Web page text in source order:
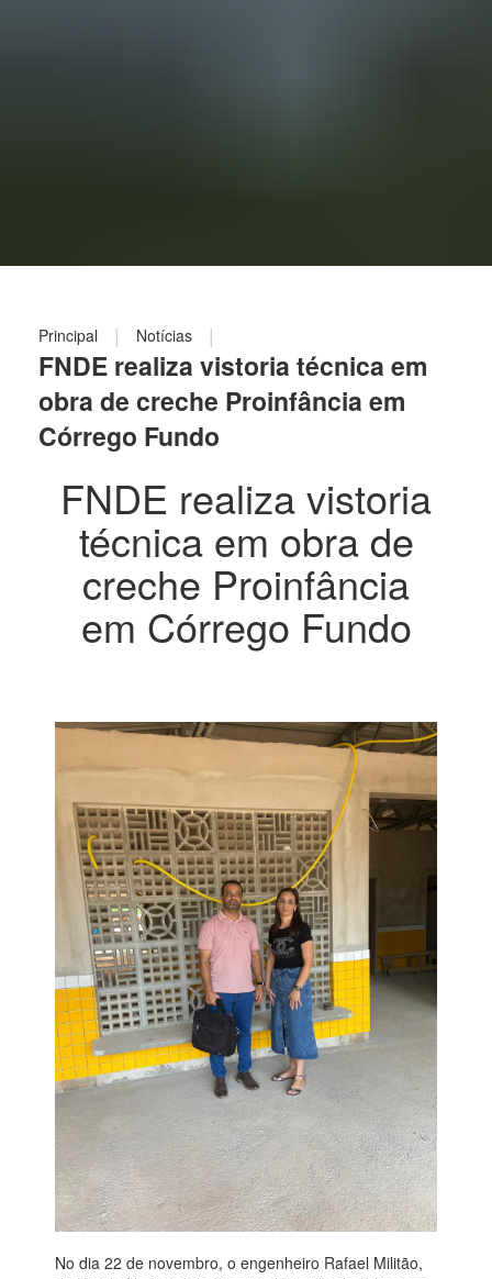
Principal | Notícias |
FNDE realiza vistoria técnica em
obra de creche Proinfância em
Córrego Fundo
FNDE realiza vistoria
técnica em obra de
creche Proinfância
em Córrego Fundo
No dia 22 de novembro, o engenheiro Rafael Militão,